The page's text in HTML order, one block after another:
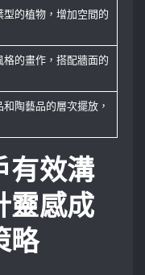
的植物，增加空間的
的畫作，搭配牆面的
陶藝品的層次擺放，
有效溝
靈感成
略